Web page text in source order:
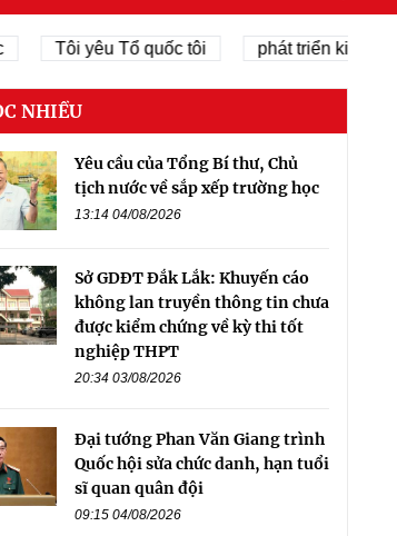
Tôi yêu Tổ quốc tôi phát triển kinh tế tư
NHIỀU
Yêu cầu của Tổng Bí thư, Chủ
tịch nước về sắp xếp trường học
13:14 04/08/2026
Sở GDĐT Đắk Lắk: Khuyến cáo
không lan truyền thông tin chưa
được kiểm chứng về kỳ thi tốt
nghiệp THPT
20:34 03/08/2026
Đại tướng Phan Văn Giang trình
Quốc hội sửa chức danh, hạn tuổi
sĩ quan quân đội
09:15 04/08/2026